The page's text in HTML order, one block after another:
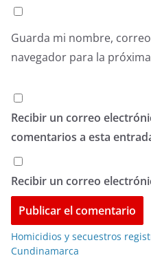
Guarda mi nombre,
navegador para la
Recibir un correo
comentarios a esta
Recibir un correo
Homicidios y secuestros
Cundinamarca